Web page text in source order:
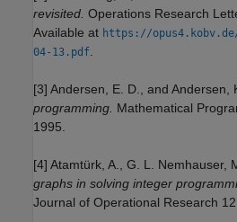
revisited. Operations Research
Available at https://
04-13.pdf.
[3] Andersen, E. D., and Andersen,
programming. Mathematical
1995.
[4] Atamtürk, A., G. L. Nemhauser,
graphs in solving integer
Journal of Operational Research